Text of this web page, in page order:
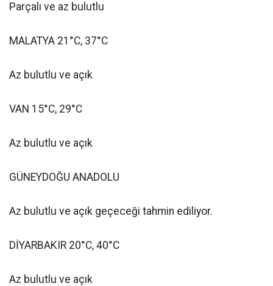
Parçalı ve az bulutlu
MALATYA 21°C, 37°C
Az bulutlu ve açık
VAN 15°C, 29°C
Az bulutlu ve açık
GÜNEYDOĞU ANADOLU
Az bulutlu ve açık geçeceği tahmin ediliyor.
DİYARBAKIR 20°C, 40°C
Az bulutlu ve açık